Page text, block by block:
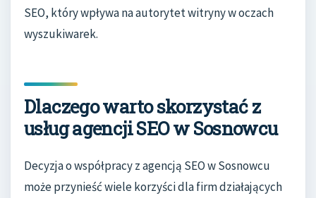
SEO, który wpływa na autorytet witryny w oczach
wyszukiwarek.
Dlaczego warto skorzystać z
usług agencji SEO w Sosnowcu
Decyzja o współpracy z agencją SEO w Sosnowcu
może przynieść wiele korzyści dla firm działających